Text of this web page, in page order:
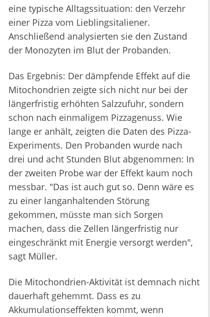
eine typische Alltagssituation: den Verzehr
einer Pizza vom Lieblingsitaliener.
Anschließend analysierten sie den Zustand
der Monozyten im Blut der Probanden.
Das Ergebnis: Der dämpfende Effekt auf die
Mitochondrien zeigte sich nicht nur bei der
längerfristig erhöhten Salzzufuhr, sondern
schon nach einmaligem Pizzagenuss. Wie
lange er anhält, zeigten die Daten des Pizza-
Experiments. Den Probanden wurde nach
drei und acht Stunden Blut abgenommen: In
der zweiten Probe war der Effekt kaum noch
messbar. "Das ist auch gut so. Denn wäre es
zu einer langanhaltenden Störung
gekommen, müsste man sich Sorgen
machen, dass die Zellen längerfristig nur
eingeschränkt mit Energie versorgt werden",
sagt Müller.
Die Mitochondrien-Aktivität ist demnach nicht
dauerhaft gehemmt. Dass es zu
Akkumulationseffekten kommt, wenn